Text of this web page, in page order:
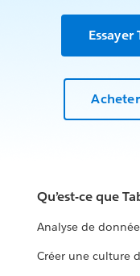
Qu’est-ce que
Analyse de
Créer une culture